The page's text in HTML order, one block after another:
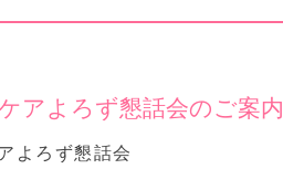
アよろず懇話会のご案内
よろず懇話会